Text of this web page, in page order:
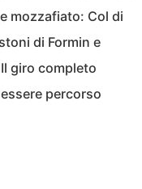
mozzafiato: Col di
di Formin e
giro completo
percorso